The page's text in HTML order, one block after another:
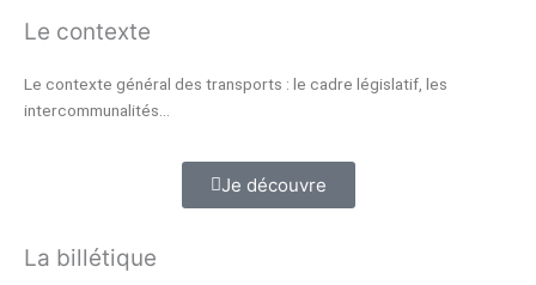
Le contexte
Le contexte général des transports : le cadre législatif, les
intercommunalités…
Je découvre
La billétique